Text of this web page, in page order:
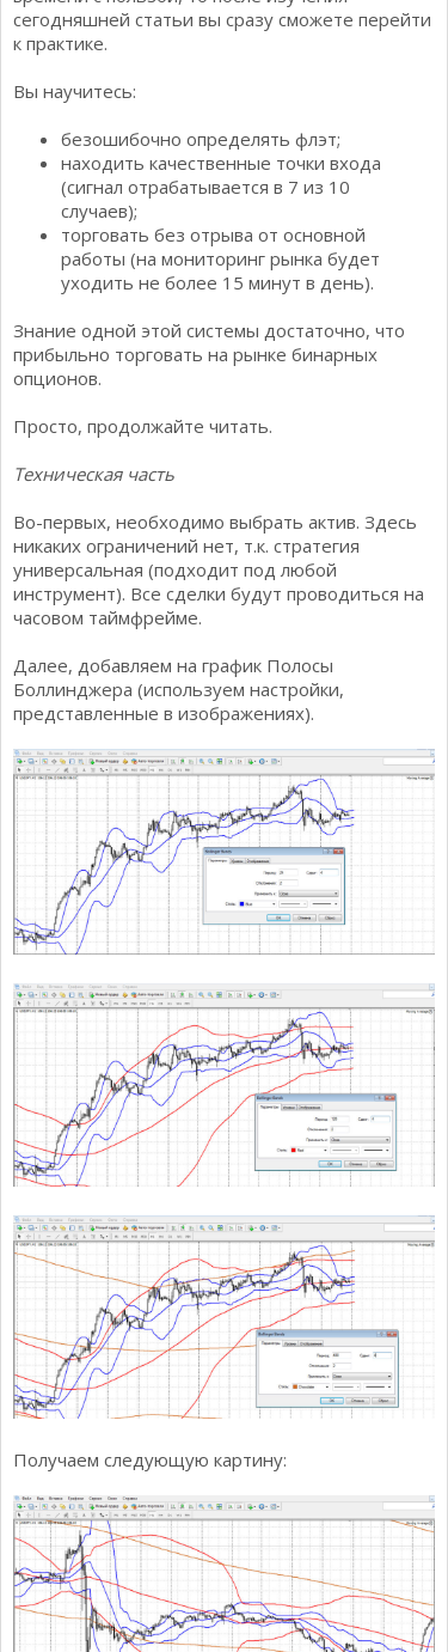
сегодняшней статьи вы сразу сможете перейти
к практике.
Вы научитесь:
безошибочно определять флэт;
находить качественные точки входа
(сигнал отрабатывается в 7 из 10
случаев);
торговать без отрыва от основной
работы (на мониторинг рынка будет
уходить не более 15 минут в день).
Знание одной этой системы достаточно, что
прибыльно торговать на рынке бинарных
опционов.
Просто, продолжайте читать.
Техническая часть
Во-первых, необходимо выбрать актив. Здесь
никаких ограничений нет, т.к. стратегия
универсальная (подходит под любой
инструмент). Все сделки будут проводиться на
часовом таймфрейме.
Далее, добавляем на график Полосы
Боллинджера (используем настройки,
представленные в изображениях).
Получаем следующую картину: